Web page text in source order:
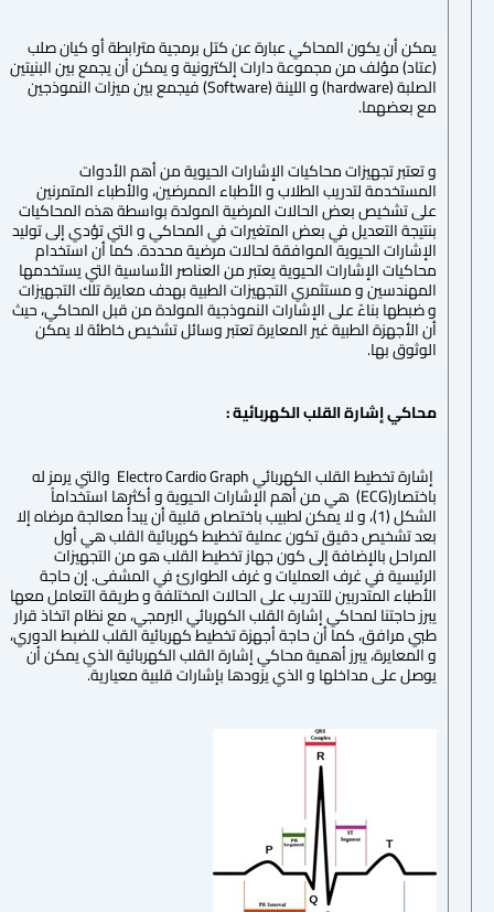
يمكن أن يكون المحاكي عبارة عن كتل برمجية مترابطة أو كيان صلب
(عتاد) مؤلف من مجموعة دارات إلكترونية و يمكن أن يجمع بين البنيتين
الصلبة (hardware) و اللينة (Software) فيجمع بين ميزات النموذجين
مع بعضهما.
و تعتبر تجهيزات محاكيات الإشارات الحيوية من أهم الأدوات
المستخدمة لتدريب الطلاب و الأطباء الممرضين، والأطباء المتمرنين
على تشخيص بعض الحالات المرضية المولدة بواسطة هذه المحاكيات
بنتيجة التعديل في بعض المتغيرات في المحاكي و التي تؤدي إلى توليد
الإشارات الحيوية الموافقة لحالات مرضية محددة. كما أن استخدام
محاكيات الإشارات الحيوية يعتبر من العناصر الأساسية التي يستخدمها
المهندسين و مستثمري التجهيزات الطبية بهدف معايرة تلك التجهيزات
و ضبطها بناءً على الإشارات النموذجية المولدة من قبل المحاكي، حيث
أن الأجهزة الطبية غير المعايرة تعتبر وسائل تشخيص خاطئة لا يمكن
الوثوق بها.
محاكي إشارة القلب الكهربائية :
إشارة تخطيط القلب الكهربائي Electro Cardio Graph والتي يرمز له
باختصار(ECG) هي من أهم الإشارات الحيوية و أكثرها استخداماً
الشكل (1)، و لا يمكن لطبيب باختصاص قلبية أن يبدأ معالجة مرضاه إلا
بعد تشخيص دقيق تكون عملية تخطيط كهربائية القلب هي أول
المراحل بالإضافة إلى كون جهاز تخطيط القلب هو من التجهيزات
الرئيسية في غرف العمليات و غرف الطوارئ في المشفى. إن حاجة
الأطباء المتدربين للتدريب على الحالات المختلفة و طريقة التعامل معها
يبرز حاجتنا لمحاكي إشارة القلب الكهربائي البرمجي، مع نظام اتخاذ قرار
طبي مرافق، كما أن حاجة أجهزة تخطيط كهربائية القلب للضبط الدوري،
و المعايرة، يبرز أهمية محاكي إشارة القلب الكهربائية الذي يمكن أن
يوصل على مداخلها و الذي يزودها بإشارات قلبية معيارية.